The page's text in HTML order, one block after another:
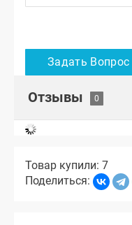
Отзывы
Товар купили: 7
Поделиться: